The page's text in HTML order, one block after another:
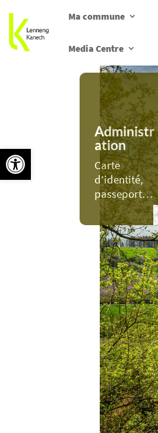
Ma commune
Media Centre
Administr
ation
Carte
d’identité,
passeport…
Ouvrir la barre d’outils